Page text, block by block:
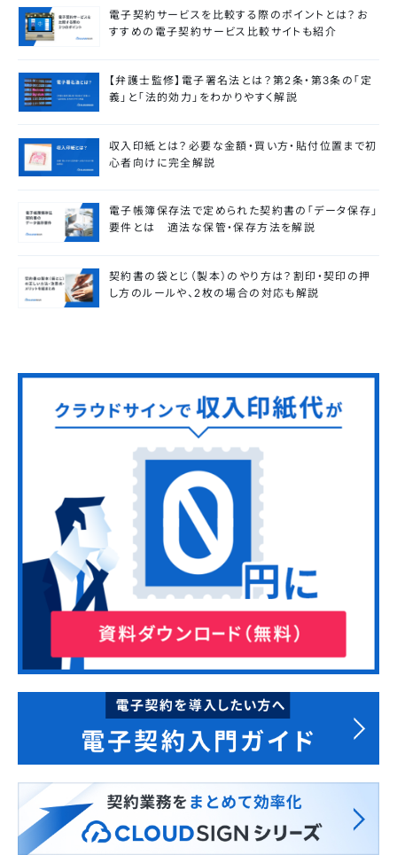
電子契約サービスを比較する際のポイントとは？お
すすめの電子契約サービス比較サイトも紹介
【弁護士監修】電子署名法とは？第2条・第3条の「定
義」と「法的効力」をわかりやすく解説
収入印紙とは？必要な金額・買い方・貼付位置まで初
心者向けに完全解説
電子帳簿保存法で定められた契約書の「データ保存」
要件とは 適法な保管・保存方法を解説
契約書の袋とじ（製本）のやり方は？割印・契印の押
し方のルールや、2枚の場合の対応も解説